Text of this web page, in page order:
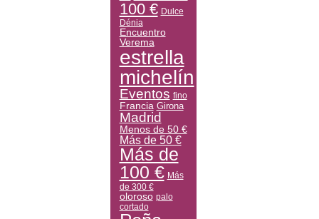
100 € Dulce
Dénia
Encuentro
Verema
estrella
michelín
Eventos fino
Francia Girona
Madrid
Menos de 50 €
Más de 50 €
Más de
100 € Más
de 300 €
oloroso palo
cortado